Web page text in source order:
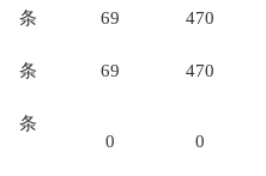
条 69 470
条 69 470
条
0
0